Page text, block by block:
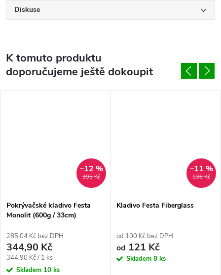
Diskuse
K tomuto produktu
doporučujeme ještě dokoupit
395 Kč
–12 %
Pokrývačské kladivo Festa
Monolit (600g / 33cm)
285,04 Kč bez DPH
344,90 Kč
Měrná
cena:
344,90 Kč / 1 ks
Skladem 10 ks
136 Kč
–11 %
Kladivo Festa Fiberglass
od 100 Kč bez DPH
od 121 Kč
Skladem 8 ks